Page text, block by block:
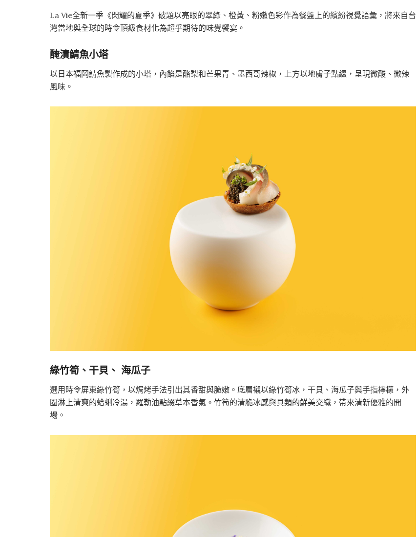
La Vie全新一季《閃耀的夏季》破題以亮眼的翠綠、橙黃、粉嫩色彩作為餐盤上的繽紛視覺語彙，將來自台
灣當地與全球的時令頂級食材化為超乎期待的味覺饗宴。
醃漬鯖魚小塔
以日本福岡鯖魚製作成的小塔，內餡是酪梨和芒果青、墨西哥辣椒，上方以地膚子點綴，呈現微酸、微辣
風味。
綠竹筍、干貝、 海瓜子
選用時令屏東綠竹筍，以焗烤手法引出其香甜與脆嫩。底層襯以綠竹筍冰，干貝、海瓜子與手指檸檬，外
圈淋上清爽的蛤蜊冷湯，羅勒油點綴草本香氣。竹筍的清脆冰感與貝類的鮮美交織，帶來清新優雅的開
場。